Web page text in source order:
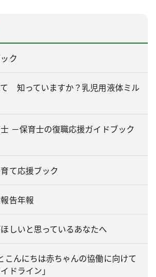
ク
知っていますか？乳児用液体ミル
－保育士の復職応援ガイドブック
て応援ブック
告年報
しいと思っているあなたへ
こんにちは赤ちゃんの協働に向けて
ドライン｣